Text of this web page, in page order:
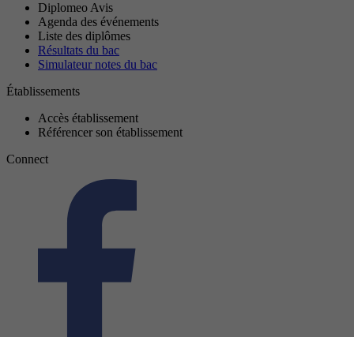
Diplomeo Avis
Agenda des événements
Liste des diplômes
Résultats du bac
Simulateur notes du bac
Établissements
Accès établissement
Référencer son établissement
Connect